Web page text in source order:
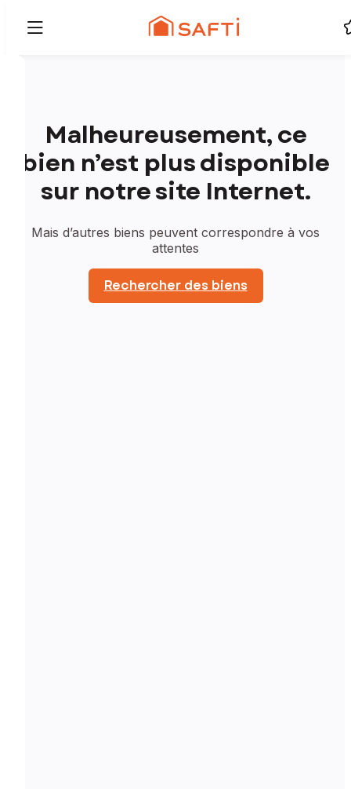
Malheureusement, ce
bien n’est plus disponible
sur notre site Internet.
Mais d’autres biens peuvent correspondre à vos
attentes
Rechercher des biens